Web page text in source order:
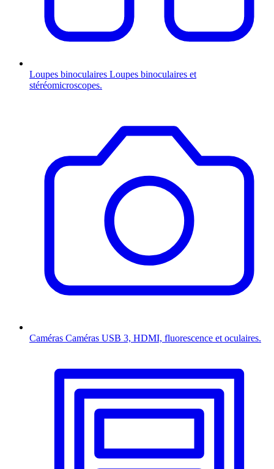
Loupes binoculaires Loupes binoculaires et
stéréomicroscopes.
Caméras Caméras USB 3, HDMI, fluorescence et oculaires.